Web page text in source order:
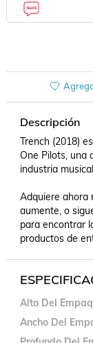
Descripción
Trench (2018)
One Pilots, una
industria
Adquiere ahora
aumente, o
para encontrar
productos de
Alto Del
Ancho Del